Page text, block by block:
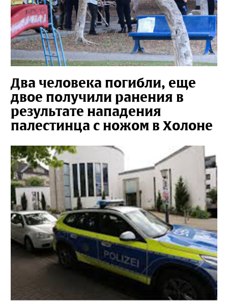
Два человека погибли, еще
двое получили ранения в
результате нападения
палестинца с ножом в Холоне